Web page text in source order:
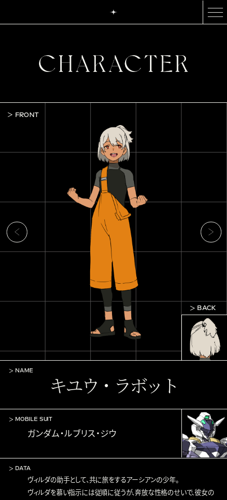
FRONT
BACK
NAME
キユウ・ラボット
MOBILE SUIT
ガンダム・ルブリス・ジウ
DATA
ヴィルダの助手として、共に旅をするアーシアンの少年。
ヴィルダを慕い指示には従順に従うが、奔放な性格のせいで、彼女の